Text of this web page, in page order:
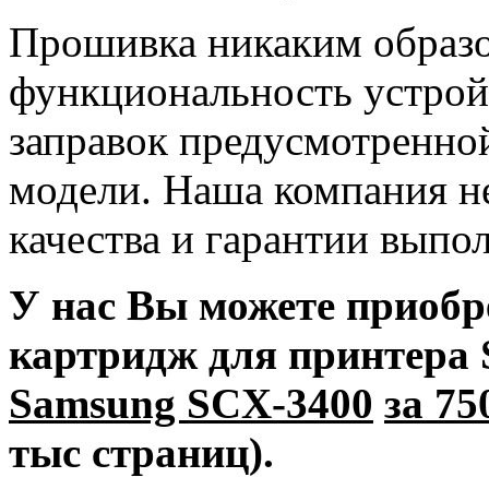
Прошивка никаким
функциональность
заправок
модели. Наша компания
качества и гарантии
У нас Вы можете
картридж для
Samsung SCX-3400 за
тыс страниц).